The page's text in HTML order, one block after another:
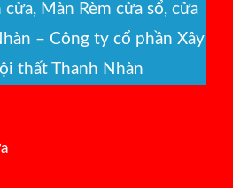
cửa, Màn Rèm cửa sổ, cửa
– Công ty cổ phần Xây
thất Thanh Nhàn